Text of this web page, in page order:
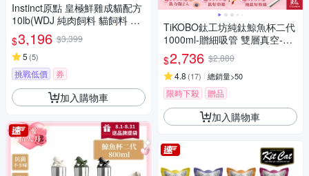
Instinct原點 皇極鮮雞成貓配方
10lb(WDJ 純肉飼料 貓飼料 無
穀飼料 肉含量95%)
$3,196 $3,399
5 (5)
挑戰低價 券
加入購物車
TiKOBO鈦工坊純鈦鯨魚杯二代
1000ml-贈細吸管 雙層真空-吸
管杯.飲料杯.環保杯.冰霸杯.保
溫杯.隨行杯
$2,736 $2,880
4.8 (17) 總銷量>50
限時下殺 贈品
加入購物車